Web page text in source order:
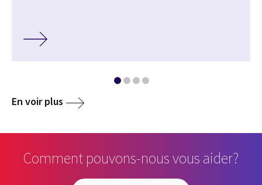
En voir plus
Comment pouvons-nous vous aider?